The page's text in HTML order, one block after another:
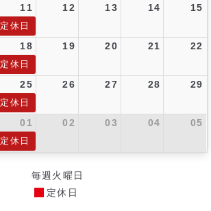
11 12 13 14 15
定休日
18 19 20 21 22
定休日
25 26 27 28 29
定休日
01 02 03 04 05
定休日
毎週火曜日
定休日